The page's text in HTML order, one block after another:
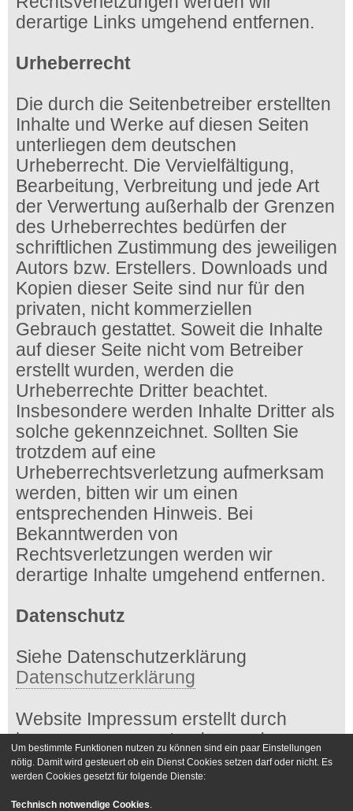
derartige Links umgehend entfernen.
Urheberrecht
Die durch die Seitenbetreiber erstellten
Inhalte und Werke auf diesen Seiten
unterliegen dem deutschen
Urheberrecht. Die Vervielfältigung,
Bearbeitung, Verbreitung und jede Art
der Verwertung außerhalb der Grenzen
des Urheberrechtes bedürfen der
schriftlichen Zustimmung des jeweiligen
Autors bzw. Erstellers. Downloads und
Kopien dieser Seite sind nur für den
privaten, nicht kommerziellen
Gebrauch gestattet. Soweit die Inhalte
auf dieser Seite nicht vom Betreiber
erstellt wurden, werden die
Urheberrechte Dritter beachtet.
Insbesondere werden Inhalte Dritter als
solche gekennzeichnet. Sollten Sie
trotzdem auf eine
Urheberrechtsverletzung aufmerksam
werden, bitten wir um einen
entsprechenden Hinweis. Bei
Bekanntwerden von
Rechtsverletzungen werden wir
derartige Inhalte umgehend entfernen.
Datenschutz
Siehe Datenschutzerklärung
Datenschutzerklärung
Website Impressum erstellt durch
impressum-generator.de von der
Kanzlei Hasselbach
Foren-Übersicht Kontakt
Um bestimmte Funktionen nutzen zu können sind ein paar Einstellungen
nötig. Damit wird gesteuert ob ein Dienst Cookies setzen darf oder nicht. Es
werden Cookies gesetzt für folgende Dienste:
Technisch notwendige Cookies.